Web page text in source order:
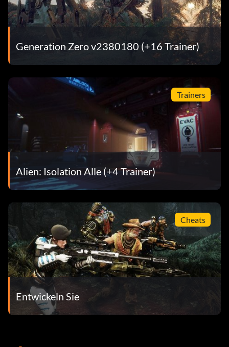
Generation Zero v2380180 (+16 Trainer)
Trainers
Alien: Isolation Alle (+4 Trainer)
Cheats
Entwickeln Sie